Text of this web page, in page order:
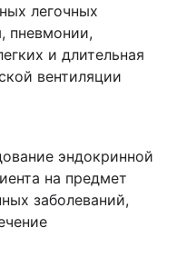
легочных
пневмонии,
и длительная
вентиляции
эндокринной
на предмет
заболеваний,